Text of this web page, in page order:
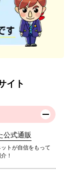
イト
公式通販
トが自信をもって
！